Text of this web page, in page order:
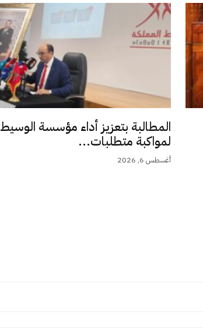
المطالبة بتعزيز أداء مؤسسة الوسيط
لمواكبة متطلبات...
أغسطس 6, 2026